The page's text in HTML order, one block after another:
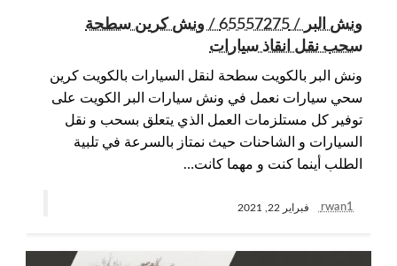
ونش البر / 65557275 / ونش كرين سطحة
سحب نقل انقاذ سيارات
ونش البر بالكويت سطحة لنقل السيارات بالكويت كرين
سحي سيارات نعمل في ونش سيارات البر الكويت على
توفير كل مستلزمات العمل الذي يتعلق بسحب و نقل
السيارات و الشاحنات حيث نمتاز بالسرعة في تلبية
الطلب أينما كنت و مهما كانت…
rwan1 فبراير 22, 2021